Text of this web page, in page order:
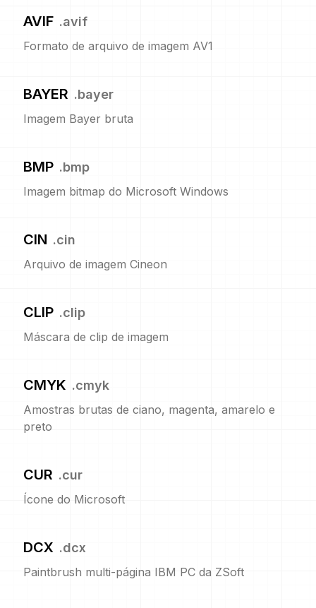
AVIF .avif
Formato de arquivo de imagem AV1
BAYER .bayer
Imagem Bayer bruta
BMP .bmp
Imagem bitmap do Microsoft Windows
CIN .cin
Arquivo de imagem Cineon
CLIP .clip
Máscara de clip de imagem
CMYK .cmyk
Amostras brutas de ciano, magenta, amarelo e
preto
CUR .cur
Ícone do Microsoft
DCX .dcx
Paintbrush multi-página IBM PC da ZSoft